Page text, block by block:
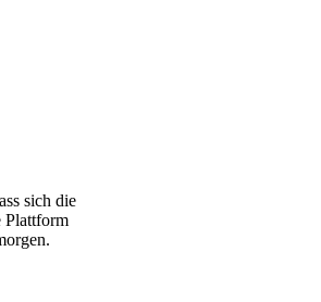
sich die
Plattform